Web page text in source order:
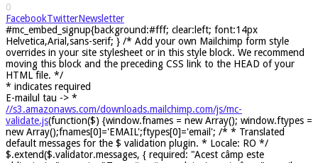
0
FacebookTwitterNewsletter
#mc_embed_signup{background:#fff; clear:left; font:14px
Helvetica,Arial,sans-serif; } /* Add your own Mailchimp form style
overrides in your site stylesheet or in this style block. We recommend
moving this block and the preceding CSS link to the HEAD of your
HTML file. */
* indicates required
E-mailul tau -> *
//s3.amazonaws.com/downloads.mailchimp.com/js/mc-
validate.js(function($) {window.fnames = new Array(); window.ftypes =
new Array();fnames[0]='EMAIL';ftypes[0]='email'; /* * Translated
default messages for the $ validation plugin. * Locale: RO */
$.extend($.validator.messages, { required: "Acest câmp este